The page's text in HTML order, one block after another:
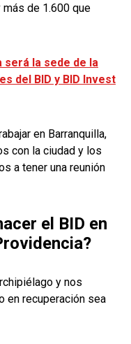
de 1.600 que
será la sede de la
del BID y BID Invest
en Barranquilla,
con la ciudad y los
a tener una reunión
el BID en
y nos
en recuperación sea